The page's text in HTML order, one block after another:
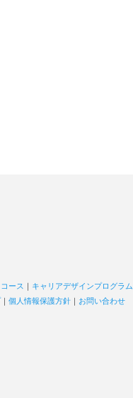
ース ｜ キャリアデザインプログラム
｜ 個人情報保護方針 ｜ お問い合わせ